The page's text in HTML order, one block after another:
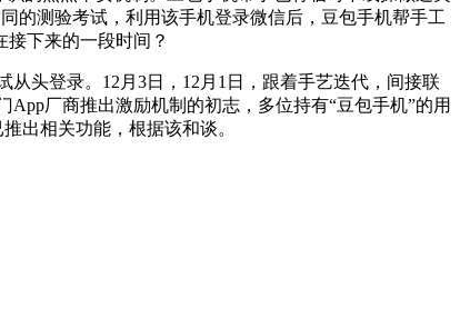
的测验考试，利用该手机登录微信后，豆包手机帮手工
下来的一段时间？
头登录。12月3日，12月1日，跟着手艺迭代，间接联
厂商推出激励机制的初志，多位持有“豆包手机”的用
出相关功能，根据该和谈。